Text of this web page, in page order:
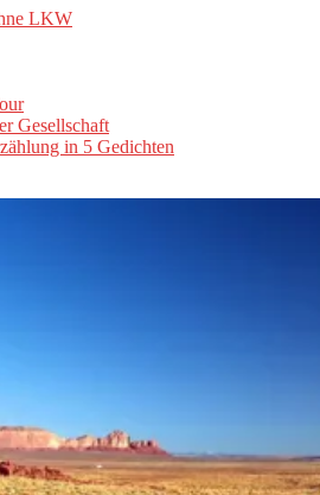
LKW
Gesellschaft
in 5 Gedichten